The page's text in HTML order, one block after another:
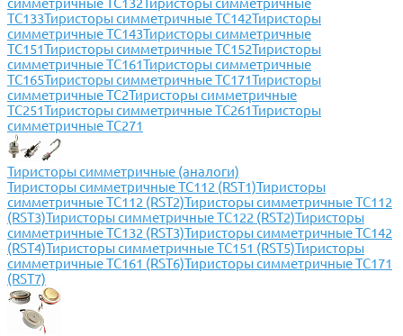
ТС133Тиристоры симметричные ТС142Тиристоры
симметричные ТС143Тиристоры симметричные
ТС151Тиристоры симметричные ТС152Тиристоры
симметричные ТС161Тиристоры симметричные
ТС165Тиристоры симметричные ТС171Тиристоры
симметричные ТС2Тиристоры симметричные
ТС251Тиристоры симметричные ТС261Тиристоры
симметричные ТС271
Тиристоры симметричные (аналоги)
Тиристоры симметричные ТС112 (RST1)Тиристоры
симметричные ТС112 (RST2)Тиристоры симметричные ТС112
(RST3)Тиристоры симметричные ТС122 (RST2)Тиристоры
симметричные ТС132 (RST3)Тиристоры симметричные ТС142
(RST4)Тиристоры симметричные ТС151 (RST5)Тиристоры
симметричные ТС161 (RST6)Тиристоры симметричные ТС171
(RST7)